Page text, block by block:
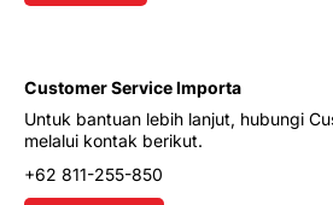
Customer Service Importa
Untuk bantuan lebih lanjut, hubungi
melalui kontak berikut.
+62 811-255-850